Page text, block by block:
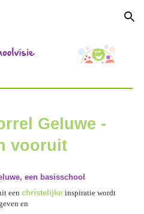
Skip to navigation
Geluwe -
vooruit
een basisschool
een christelijke inspiratie wordt
en